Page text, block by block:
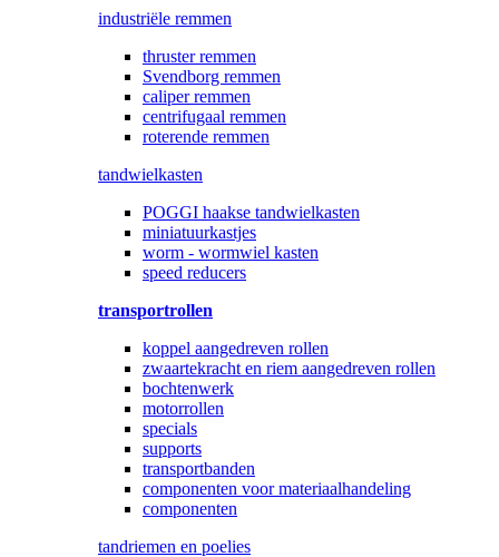
industriële remmen
thruster remmen
Svendborg remmen
caliper remmen
centrifugaal remmen
roterende remmen
tandwielkasten
POGGI haakse tandwielkasten
miniatuurkastjes
worm - wormwiel kasten
speed reducers
transportrollen
koppel aangedreven rollen
zwaartekracht en riem aangedreven rollen
bochtenwerk
motorrollen
specials
supports
transportbanden
componenten voor materiaalhandeling
componenten
tandriemen en poelies